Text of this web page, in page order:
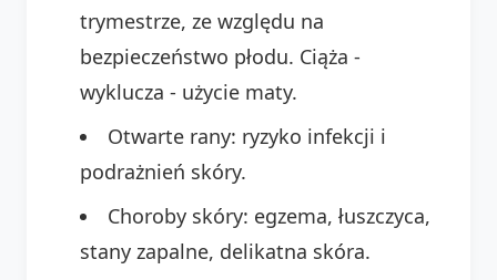
trymestrze, ze względu na
bezpieczeństwo płodu. Ciąża -
wyklucza - użycie maty.
Otwarte rany: ryzyko infekcji i
podrażnień skóry.
Choroby skóry: egzema, łuszczyca,
stany zapalne, delikatna skóra.